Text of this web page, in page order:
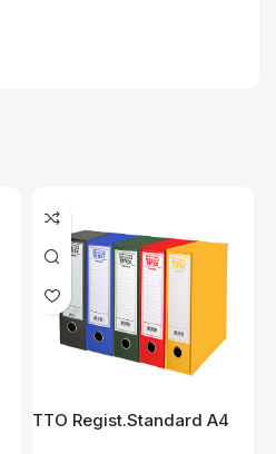
TTO Regist.Standard A4